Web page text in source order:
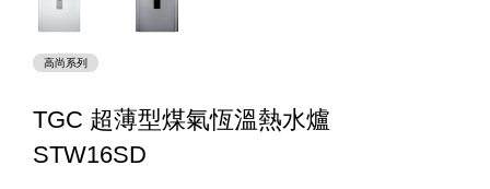
高尚系列
TGC 超薄型煤氣恆溫熱水爐
STW16SD